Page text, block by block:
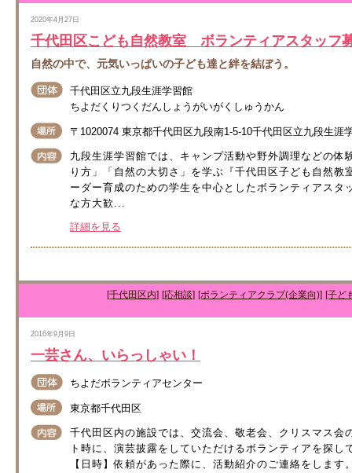
2020年4月27日
千代田区こども自然教室 ボランティアスタッフ
自然の中で、元気いっぱいの子ども達と絆を結ぼう。
千代田区立九段生涯学習館
ちよだくりつくだんしょうがいがくしゅうかん
〒1020074 東京都千代田区九段南1-5-10千代田区立九段生涯
九段生涯学習館では、キャンプ活動や野外調理などの
り方」「自然の大切さ」を学ぶ『千代田区子ども自然
ーダー育成のための学生を中心としたボランティアス
な方大歓...
詳細を見る
[千代田区内] [応相談] [ボランティアクラブ(企業向)] [子ど
2016年9月9日
一芸さん、いらっしゃい！
ちよだボランティアセンター
東京都千代田区
千代田区内の施設では、交流会、敬老会、クリスマス
ト時に、演芸披露をしていただけるボランティアを探
【日時】依頼があった際に、活動紹介のご連絡をしま